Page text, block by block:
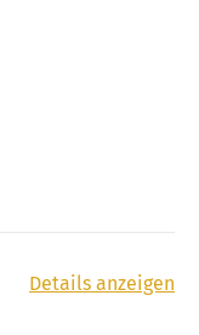
Details anzeigen